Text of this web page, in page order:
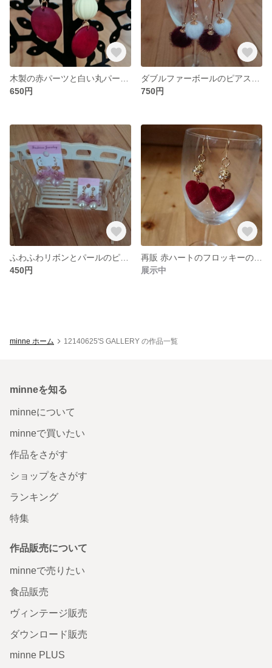
650円
750円
450円
展示中
minne ホーム 12140625'S GALLERY の作品一覧
minneを知る
minneについて
minneで買いたい
作品をさがす
ショップをさがす
ランキング
特集
作品販売について
minneで売りたい
食品販売
ヴィンテージ販売
ダウンロード販売
minne PLUS